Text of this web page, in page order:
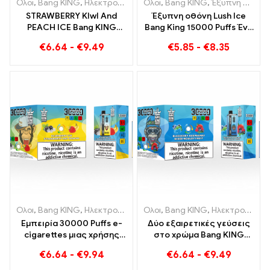
Ολοι, Bang KING, Ηλεκτρονικά τσιγάρα μιας χρήσης Λιθουανία
STRAWBERRY KIwI And
PEACH ICE Bang KING
Ηλεκτρονικό τσιγάρο μιας
€6.64 - €9.49
Ολοι, Bang KING,Έξυπνη οθόνη Bang King 15000 Φούσκα
Έξυπνη οθόνη Lush Ice
Bang King 15000 Puffs Ένα
μείγμα από καρπούζι και
€5.85 - €8.35
Ολοι, Bang KING, Ηλεκτρονικά τσιγάρα μιας χρήσης Λιθουανία
Εμπειρία 30000 Puffs e-
cigarettes μιας χρήσης
Blueberry Ice συναντά την
€6.64 - €9.94
Ολοι, Bang KING, Ηλεκτρονικά τσιγάρα μιας χρήσης Λιθουανία
Δύο εξαιρετικές γεύσεις
στο χρώμα Bang KING
Blueberry Raspberry
€6.64 - €9.49